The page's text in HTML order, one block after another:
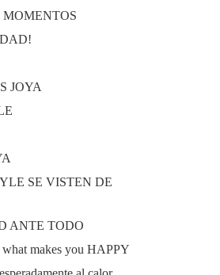
JOYA
SE VISTEN DE
ANTE TODO
makes you HAPPY